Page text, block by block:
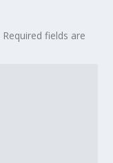
Required fields are